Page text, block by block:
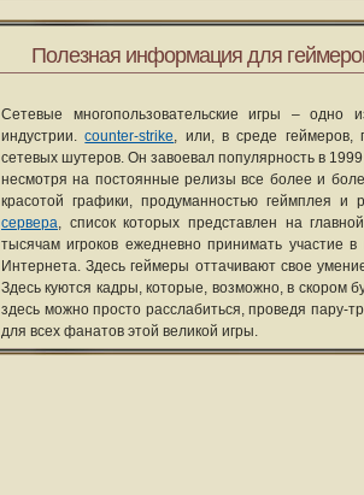
Полезная информация для
Сетевые многопользовательские игры – одно
индустрии.counter-strike, или, в среде геймеров,
сетевых шутеров. Он завоевал популярность в
несмотря на постоянные релизы все более и
красотой графики, продуманностью геймплея и
сервера, список которых представлен на
тысячам игроков ежедневно принимать участие
Интернета. Здесь геймеры оттачивают свое
Здесь куются кадры, которые, возможно, в скором
здесь можно просто расслабиться, проведя пару-
для всех фанатов этой великой игры.